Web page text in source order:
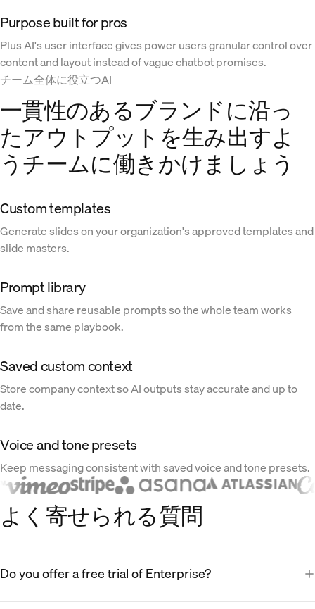
Purpose built for pros
Plus AI's user interface gives power users granular control over
content and layout instead of vague chatbot promises.
チーム全体に役立つAI
一貫性のあるブランドに沿っ
たアウトプットを生み出すよ
うチームに働きかけましょう
Custom templates
Generate slides on your organization's approved templates and
slide masters.
Prompt library
Save and share reusable prompts so the whole team works
from the same playbook.
Saved custom context
Store company context so AI outputs stay accurate and up to
date.
Voice and tone presets
Keep messaging consistent with saved voice and tone presets.
よく寄せられる質問
Do you offer a free trial of Enterprise?